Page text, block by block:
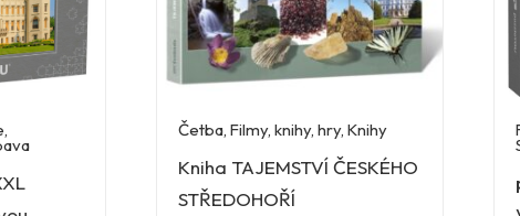
, Četba, Filmy, knihy, hry, Knihy
Kniha TAJEMSTVÍ ČESKÉHO
STŘEDOHOŘÍ